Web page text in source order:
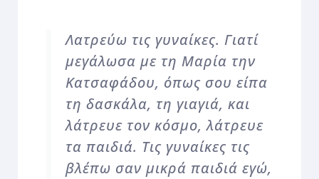
Λατρεύω τις γυναίκες. Γιατί
μεγάλωσα με τη Μαρία την
Κατσαφάδου, όπως σου είπα
τη δασκάλα, τη γιαγιά, και
λάτρευε τον κόσμο, λάτρευε
τα παιδιά. Τις γυναίκες τις
βλέπω σαν μικρά παιδιά εγώ,